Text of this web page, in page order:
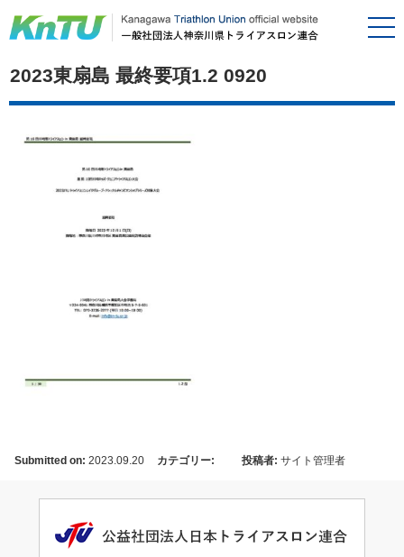
2023東扇島 最終要項1.2 0920
Submitted on: 2023.09.20 カテゴリー: 投稿者: サイト管理者